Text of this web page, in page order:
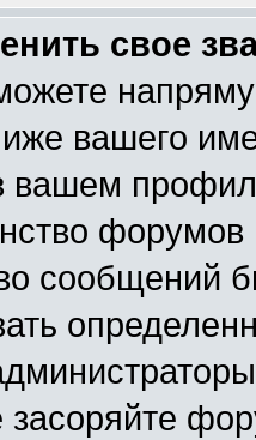
свое
вашего
вашем
форумов
сообщений
засоряйте